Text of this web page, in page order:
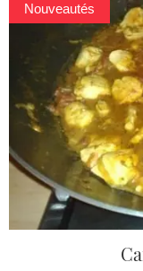
Nouveautés